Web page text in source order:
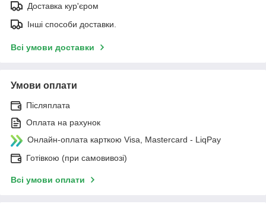
Доставка кур'єром
Інші способи доставки.
Всі умови доставки
Умови оплати
Післяплата
Оплата на рахунок
Онлайн-оплата карткою Visa, Mastercard - LiqPay
Готівкою (при самовивозі)
Всі умови оплати